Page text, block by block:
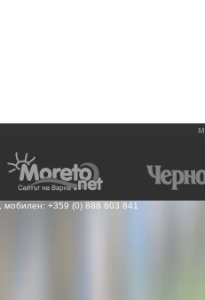
, мобилен: +359 (0) 888 603 841